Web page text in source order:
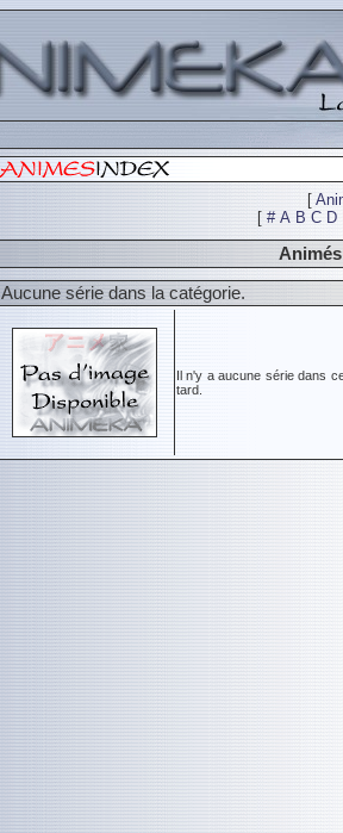
[
[ # A B C D
Aucune série dans la catégorie.
Il n'y a aucune série dans
tard.